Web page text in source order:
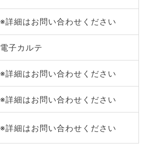
※詳細はお問い合わせください
電子カルテ
※詳細はお問い合わせください
※詳細はお問い合わせください
※詳細はお問い合わせください